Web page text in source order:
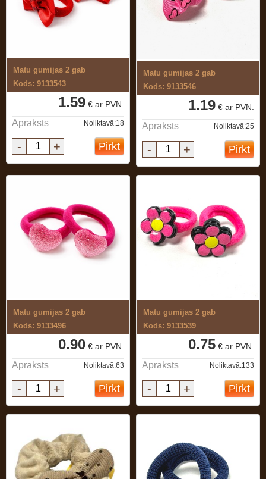
Matu gumijas 2 gab
Kods: 9133543
1.59 € ar PVN.
Apraksts Noliktavā:18
- + Pirkt
Matu gumijas 2 gab
Kods: 9133546
1.19 € ar PVN.
Apraksts Noliktavā:25
- + Pirkt
Matu gumijas 2 gab
Kods: 9133496
0.90 € ar PVN.
Apraksts Noliktavā:63
- + Pirkt
Matu gumijas 2 gab
Kods: 9133539
0.75 € ar PVN.
Apraksts Noliktavā:133
- + Pirkt